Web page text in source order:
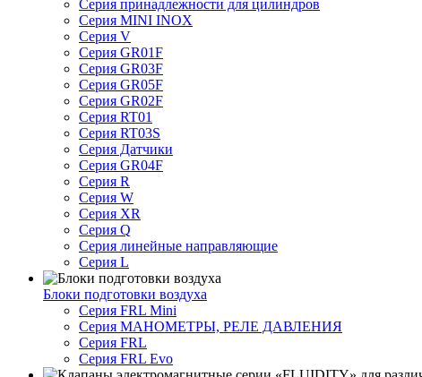
Серия принадлежности для цилиндров
Серия MINI INOX
Серия V
Серия GR01F
Серия GR03F
Серия GR05F
Серия GR02F
Серия RT01
Серия RT03S
Серия Датчики
Серия GR04F
Серия R
Серия W
Серия XR
Серия Q
Серия линейные направляющие
Серия L
Блоки подготовки воздуха
Серия FRL Mini
Серия МАНОМЕТРЫ, РЕЛЕ ДАВЛЕНИЯ
Серия FRL
Серия FRL Evo